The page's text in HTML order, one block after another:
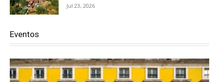
Jul 23, 2026
Eventos